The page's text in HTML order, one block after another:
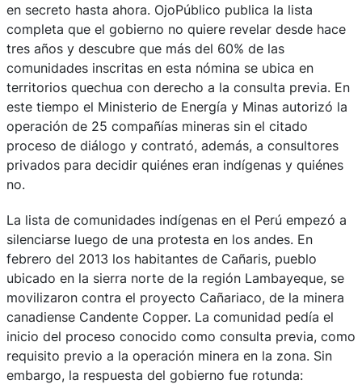
en secreto hasta ahora. OjoPúblico publica la lista
completa que el gobierno no quiere revelar desde hace
tres años y descubre que más del 60% de las
comunidades inscritas en esta nómina se ubica en
territorios quechua con derecho a la consulta previa. En
este tiempo el Ministerio de Energía y Minas autorizó la
operación de 25 compañías mineras sin el citado
proceso de diálogo y contrató, además, a consultores
privados para decidir quiénes eran indígenas y quiénes
no.
La lista de comunidades indígenas en el Perú empezó a
silenciarse luego de una protesta en los andes. En
febrero del 2013 los habitantes de Cañaris, pueblo
ubicado en la sierra norte de la región Lambayeque, se
movilizaron contra el proyecto Cañariaco, de la minera
canadiense Candente Copper. La comunidad pedía el
inicio del proceso conocido como consulta previa, como
requisito previo a la operación minera en la zona. Sin
embargo, la respuesta del gobierno fue rotunda: